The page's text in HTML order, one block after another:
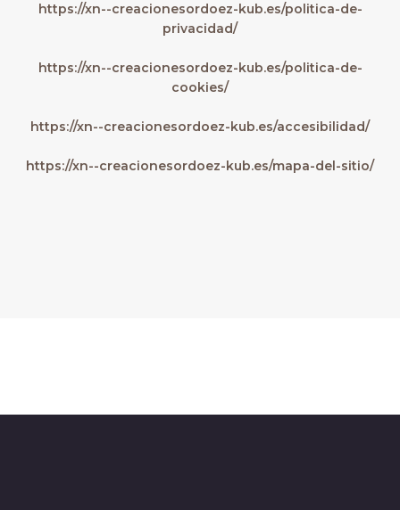
https://xn--creacionesordoez-kub.es/politica-de-
privacidad/
https://xn--creacionesordoez-kub.es/politica-de-
cookies/
https://xn--creacionesordoez-kub.es/accesibilidad/
https://xn--creacionesordoez-kub.es/mapa-del-sitio/